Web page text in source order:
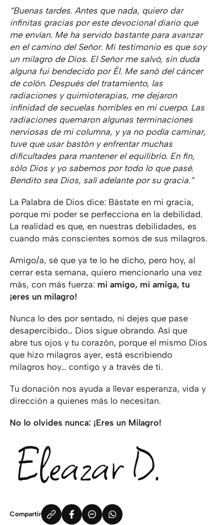
“Buenas tardes. Antes que nada, quiero dar
infinitas gracias por este devocional diario que
me envían. Me ha servido bastante para avanzar
en el camino del Señor. Mi testimonio es que soy
un milagro de Dios. El Señor me salvó, sin duda
alguna fui bendecido por Él. Me sanó del cáncer
de colón. Después del tratamiento, las
radiaciones y quimioterapias, me dejaron
infinidad de secuelas horribles en mi cuerpo. Las
radiaciones quemaron algunas terminaciones
nerviosas de mi columna, y ya no podía caminar,
tuve que usar bastón y enfrentar muchas
dificultades para mantener el equilibrio. En fin,
sólo Dios y yo sabemos por todo lo que pasé.
Bendito sea Dios, salí adelante por su gracia.”
La Palabra de Dios dice: Bástate en mi gracia,
porque mi poder se perfecciona en la debilidad.
La realidad es que, en nuestras debilidades, es
cuando más conscientes somos de sus milagros.
Amigo/a, sé que ya te lo he dicho, pero hoy, al
cerrar esta semana, quiero mencionarlo una vez
más, con más fuerza: mi amigo, mi amiga, tu
¡eres un milagro!
Nunca lo des por sentado, ni dejes que pase
desapercibido… Dios sigue obrando. Así que
abre tus ojos y tu corazón, porque el mismo Dios
que hizo milagros ayer, está escribiendo
milagros hoy… contigo y a través de ti.
Tu donación nos ayuda a llevar esperanza, vida y
dirección a quienes más lo necesitan.
No lo olvides nunca: ¡Eres un Milagro!
Compartir